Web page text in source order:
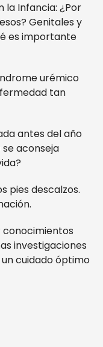
la Infancia: ¿Por
Genitales y
es importante
urémico
tan
antes del año
se aconseja
pies descalzos.
conocimientos
investigaciones
cuidado óptimo